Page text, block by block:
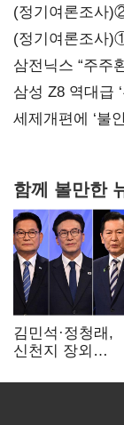
(정기여론조사
(정기여론조사
지지도 '50% 아
삼전닉스 “주주
보내
삼성 Z8 역대급
대전’
세제개편에 ‘불
함께 볼만한
김민석·정청래,
신천지 장외
"호남 계몽 규탄"